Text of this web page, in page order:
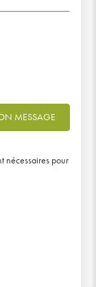
MESSAGE
nécessaires pour